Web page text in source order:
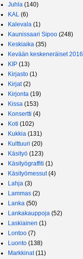
Juhla (140)
KAL (6)
Kalevala (1)
Kaunissaari Sipoo (248)
Keskiaika (35)
Kevään keskeneräiset 2016
KIP (13)
Kirjasto (1)
Kirjat (2)
Kirjonta (19)
Kissa (153)
Konsertti (4)
Koti (102)
Kukkia (131)
Kulttuuri (20)
Käsityö (123)
Käsityögraffiti (1)
Käsityömessut (4)
Lahja (3)
Lammas (2)
Lanka (50)
Lankakauppoja (52)
Laskiainen (1)
Lontoo (7)
Luonto (138)
Markkinat (11)